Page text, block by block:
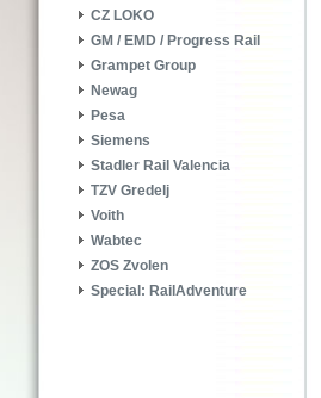
CZ LOKO
GM / EMD / Progress Rail
Grampet Group
Newag
Pesa
Siemens
Stadler Rail Valencia
TZV Gredelj
Voith
Wabtec
ZOS Zvolen
Special: RailAdventure